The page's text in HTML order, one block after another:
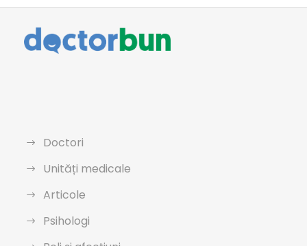
Doctori
Unități medicale
Articole
Psihologi